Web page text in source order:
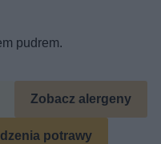
pudrem.
Zobacz alergeny
potrawy